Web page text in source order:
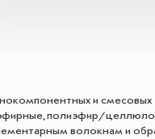
и
полиэфир/
волокнам и